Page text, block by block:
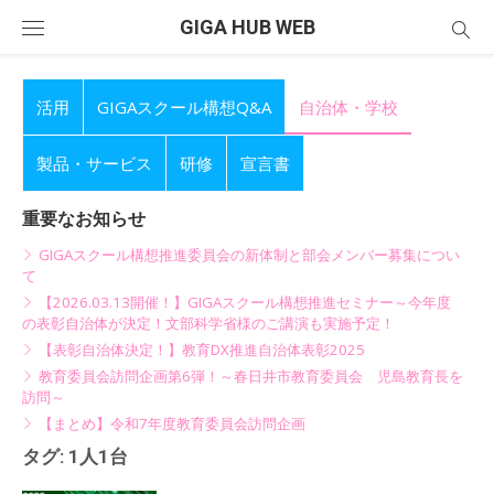
GIGA HUB WEB
活用 GIGAスクール構想Q&A 自治体・学校
製品・サービス 研修 宣言書
重要なお知らせ
GIGAスクール構想推進委員会の新体制と部会メンバー募集につい
て
【2026.03.13開催！】GIGAスクール構想推進セミナー～今年度
の表彰自治体が決定！文部科学省様のご講演も実施予定！
【表彰自治体決定！】教育DX推進自治体表彰2025
教育委員会訪問企画第6弾！～春日井市教育委員会 児島教育長を
訪問～
【まとめ】令和7年度教育委員会訪問企画
タグ: 1人1台